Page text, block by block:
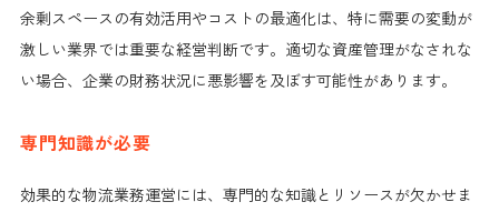
余剰スペースの有効活用やコストの最適化は、特に需要の変動が
激しい業界では重要な経営判断です。適切な資産管理がなされな
い場合、企業の財務状況に悪影響を及ぼす可能性があります。
専門知識が必要
効果的な物流業務運営には、専門的な知識とリソースが欠かせま